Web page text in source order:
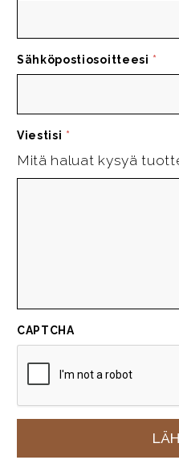
Sähköpostiosoitteesi *
Viestisi *
Mitä haluat kysyä
CAPTCHA